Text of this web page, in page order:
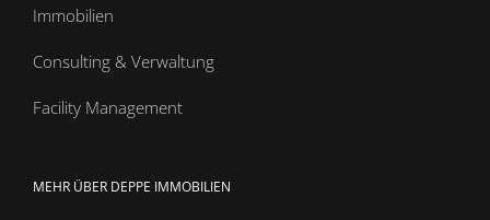
Immobilien
Consulting & Verwaltung
Facility Management
MEHR ÜBER DEPPE IMMOBILIEN